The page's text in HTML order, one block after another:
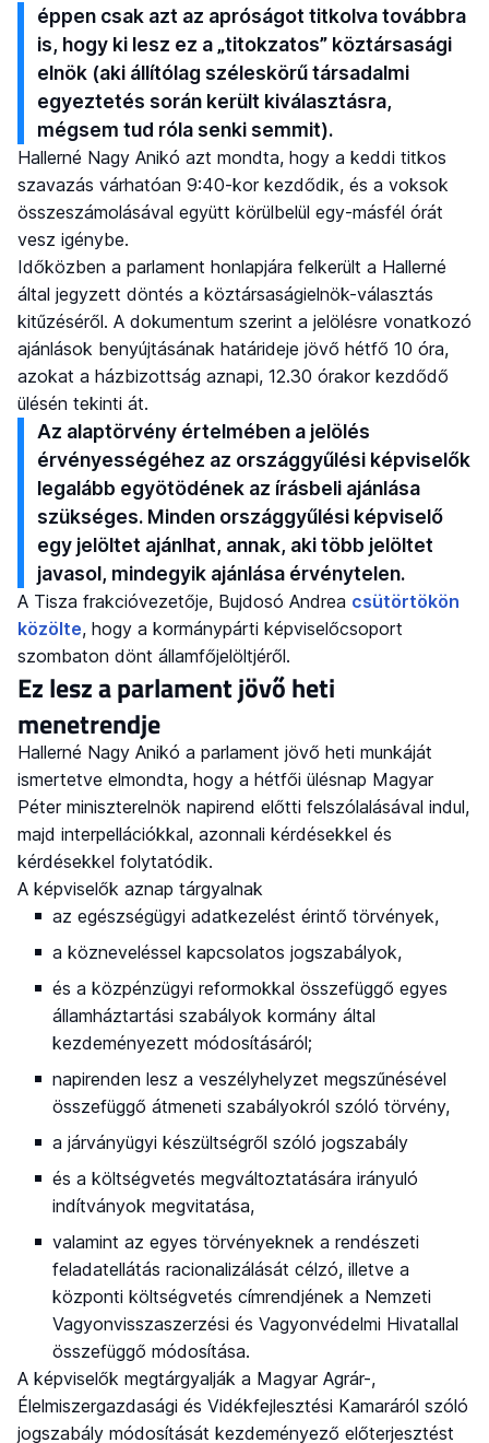
éppen csak azt az apróságot titkolva továbbra
is, hogy ki lesz ez a „titokzatos” köztársasági
elnök (aki állítólag széleskörű társadalmi
egyeztetés során került kiválasztásra,
mégsem tud róla senki semmit).
Hallerné Nagy Anikó azt mondta, hogy a keddi titkos
szavazás várhatóan 9:40-kor kezdődik, és a voksok
összeszámolásával együtt körülbelül egy-másfél órát
vesz igénybe.
Időközben a parlament honlapjára felkerült a Hallerné
által jegyzett döntés a köztársaságielnök-választás
kitűzéséről. A dokumentum szerint a jelölésre vonatkozó
ajánlások benyújtásának határideje jövő hétfő 10 óra,
azokat a házbizottság aznapi, 12.30 órakor kezdődő
ülésén tekinti át.
Az alaptörvény értelmében a jelölés
érvényességéhez az országgyűlési képviselők
legalább egyötödének az írásbeli ajánlása
szükséges. Minden országgyűlési képviselő
egy jelöltet ajánlhat, annak, aki több jelöltet
javasol, mindegyik ajánlása érvénytelen.
A Tisza frakcióvezetője, Bujdosó Andrea csütörtökön
közölte, hogy a kormánypárti képviselőcsoport
szombaton dönt államfőjelöltjéről.
Ez lesz a parlament jövő heti
menetrendje
Hallerné Nagy Anikó a parlament jövő heti munkáját
ismertetve elmondta, hogy a hétfői ülésnap Magyar
Péter miniszterelnök napirend előtti felszólalásával indul,
majd interpellációkkal, azonnali kérdésekkel és
kérdésekkel folytatódik.
A képviselők aznap tárgyalnak
az egészségügyi adatkezelést érintő törvények,
a közneveléssel kapcsolatos jogszabályok,
és a közpénzügyi reformokkal összefüggő egyes
államháztartási szabályok kormány által
kezdeményezett módosításáról;
napirenden lesz a veszélyhelyzet megszűnésével
összefüggő átmeneti szabályokról szóló törvény,
a járványügyi készültségről szóló jogszabály
és a költségvetés megváltoztatására irányuló
indítványok megvitatása,
valamint az egyes törvényeknek a rendészeti
feladatellátás racionalizálását célzó, illetve a
központi költségvetés címrendjének a Nemzeti
Vagyonvisszaszerzési és Vagyonvédelmi Hivatallal
összefüggő módosítása.
A képviselők megtárgyalják a Magyar Agrár-,
Élelmiszergazdasági és Vidékfejlesztési Kamaráról szóló
jogszabály módosítását kezdeményező előterjesztést